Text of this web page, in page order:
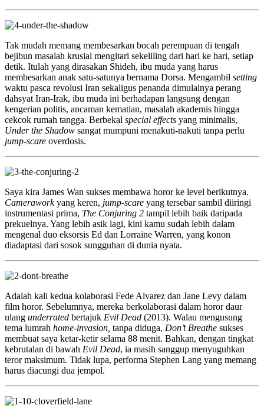
Tak mudah memang membesarkan bocah perempuan di tengah
bejibun masalah krusial mengitari sekeliling dari hari ke hari, setiap
detik. Itulah yang dirasakan Shideh, ibu muda yang harus
membesarkan anak satu-satunya bernama Dorsa. Mengambil setting
waktu pasca revolusi Iran sekaligus penanda dimulainya perang
dahsyat Iran-Irak, ibu muda ini berhadapan langsung dengan
kengerian politis, ancaman kematian, masalah akademis hingga
cekcok rumah tangga. Berbekal special effects yang minimalis,
Under the Shadow sangat mumpuni menakuti-nakuti tanpa perlu
jump-scare overdosis.
Saya kira James Wan sukses membawa horor ke level berikutnya.
Cameraworkyang keren, jump-scare yang tersebar sambil diiringi
instrumentasi prima, The Conjuring 2 tampil lebih baik daripada
prekuelnya. Yang lebih asik lagi, kini kamu sudah lebih dalam
mengenal duo eksorsis Ed dan Lorraine Warren, yang konon
diadaptasi dari sosok sungguhan di dunia nyata.
Adalah kali kedua kolaborasi Fede Alvarez dan Jane Levy dalam
film horor. Sebelumnya, mereka berkolaborasi dalam horor daur
ulang underrated bertajuk Evil Dead (2013). Walau mengusung
tema lumrah home-invasion, tanpa diduga, Don’t Breathe sukses
membuat saya ketar-ketir selama 88 menit. Bahkan, dengan tingkat
kebrutalan di bawah Evil Dead, ia masih sanggup menyuguhkan
teror maksimum. Tidak lupa, performa Stephen Lang yang memang
harus diacungi dua jempol.